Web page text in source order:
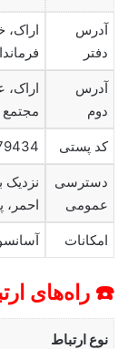
آدرس
دفتر
اراک،
آدرس
دوم
اراک،
مجتمع
کد پستی
دسترسی
عمومی
نزدیک
احمر،
امکانات
☎️ راه‌های
نوع ارتباط